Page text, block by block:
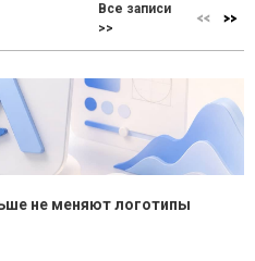
Все записи
>>
не меняют логотипы